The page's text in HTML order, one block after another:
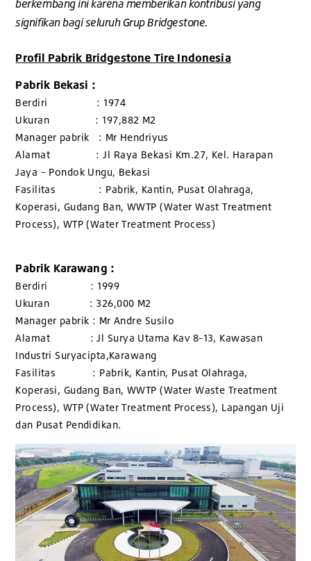
berkembang ini karena memberikan kontribusi yang
signifikan bagi seluruh Grup Bridgestone.
Profil Pabrik Bridgestone Tire Indonesia
Pabrik Bekasi :
Berdiri : 1974
Ukuran : 197,882 M2
Manager pabrik : Mr Hendriyus
Alamat : Jl Raya Bekasi Km.27, Kel. Harapan
Jaya – Pondok Ungu, Bekasi
Fasilitas : Pabrik, Kantin, Pusat Olahraga,
Koperasi, Gudang Ban, WWTP (Water Wast Treatment
Process), WTP (Water Treatment Process)
Pabrik Karawang :
Berdiri : 1999
Ukuran : 326,000 M2
Manager pabrik : Mr Andre Susilo
Alamat : Jl Surya Utama Kav 8-13, Kawasan
Industri Suryacipta,Karawang
Fasilitas : Pabrik, Kantin, Pusat Olahraga,
Koperasi, Gudang Ban, WWTP (Water Waste Treatment
Process), WTP (Water Treatment Process), Lapangan Uji
dan Pusat Pendidikan.